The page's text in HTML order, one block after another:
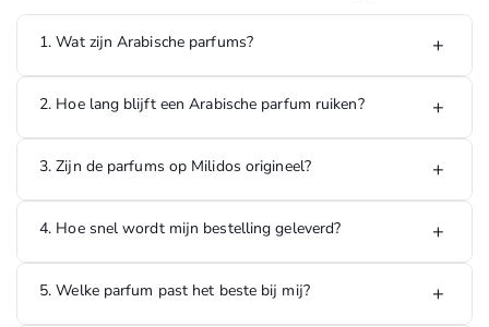
1. Wat zijn Arabische parfums? +
langdurige geuren. Ze bevatten vaak ingrediënten zoals
2. Hoe lang blijft een Arabische parfum ruiken? +
concentratie geurstoffen en kunnen 8 tot 24 uur of langer
3. Zijn de parfums op Milidos origineel? +
origineel en afkomstig van officiële leveranciers en erkende
4. Hoe snel wordt mijn bestelling geleverd? +
Bestellingen die op werkdagen worden geplaatst, worden
5. Welke parfum past het beste bij mij? +